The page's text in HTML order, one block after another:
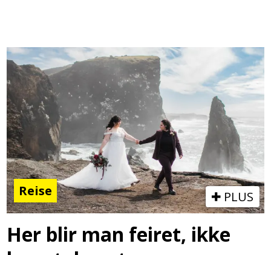
Reise PLUS
Her blir man feiret, ikke